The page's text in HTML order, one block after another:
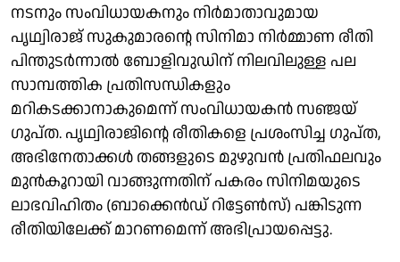
നടനും സംവിധായകനും നിര്‍മാതാവുമായ
പൃഥ്വിരാജ് സുകുമാരന്റെ സിനിമാ നിര്‍മ്മാണ രീതി
പിന്തുടര്‍ന്നാല്‍ ബോളിവുഡിന് നിലവിലുള്ള പല
സാമ്പത്തിക പ്രതിസന്ധികളും
മറികടക്കാനാകുമെന്ന് സംവിധായകന്‍ സഞ്ജയ്
ഗുപ്ത. പൃഥ്വിരാജിന്റെ രീതികളെ പ്രശംസിച്ച ഗുപ്ത,
അഭിനേതാക്കള്‍ തങ്ങളുടെ മുഴുവന്‍ പ്രതിഫലവും
മുന്‍കൂറായി വാങ്ങുന്നതിന് പകരം സിനിമയുടെ
ലാഭവിഹിതം (ബാക്കെന്‍ഡ് റിട്ടേണ്‍സ്) പങ്കിടുന്ന
രീതിയിലേക്ക് മാറണമെന്ന് അഭിപ്രായപ്പെട്ടു.